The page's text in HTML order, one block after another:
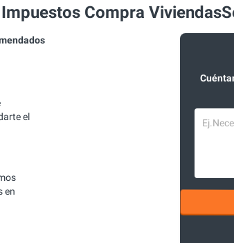
Compra
el
en